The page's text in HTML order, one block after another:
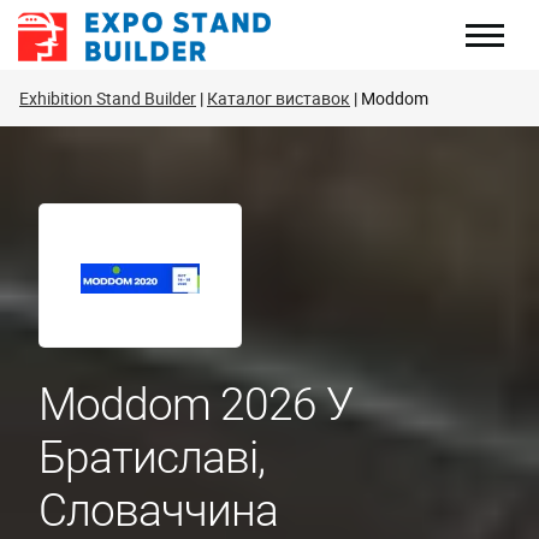
Перейти
Exhibition Stand Builder Каталог виставок Moddom
Moddom 2026 У
Братиславі,
Словаччина